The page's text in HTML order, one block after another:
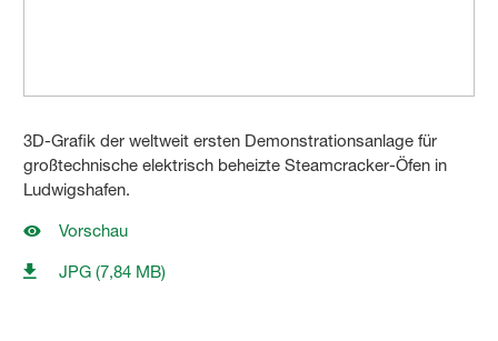
3D-Grafik der weltweit ersten Demonstrationsanlage für
großtechnische elektrisch beheizte Steamcracker-Öfen in
Ludwigshafen.
Vorschau
JPG (7,84 MB)